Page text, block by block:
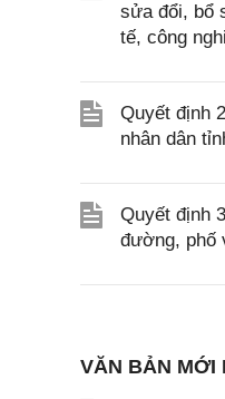
sửa đổi, bổ
tế, công
Quyết định
nhân dân
Quyết định
đường, phố
VĂN BẢN MỚI